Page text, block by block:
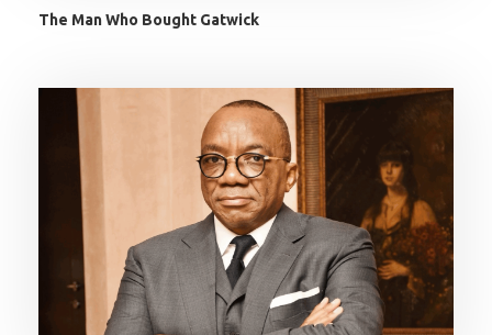
The Man Who Bought Gatwick